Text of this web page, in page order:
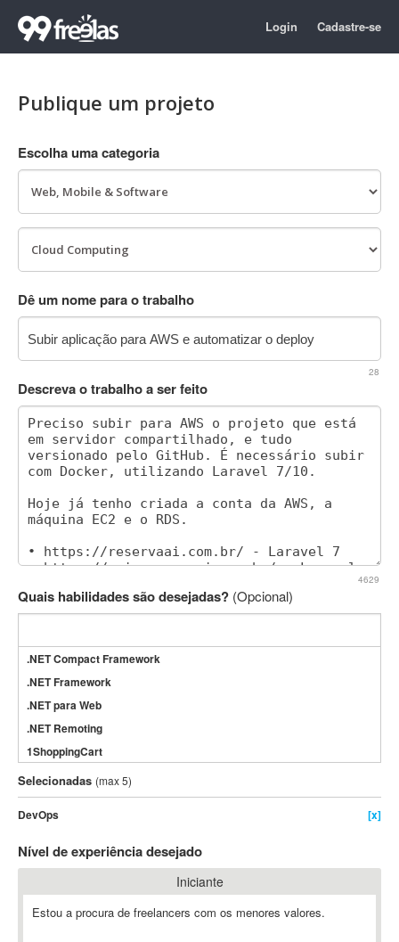
Login Cadastre-se
Publique um projeto
Escolha uma categoria
Dê um nome para o trabalho
28
Descreva o trabalho a ser feito
4629
Quais habilidades são desejadas? (Opcional)
.NET Compact Framework
.NET Framework
.NET para Web
.NET Remoting
1ShoppingCart
3DS Max
3GSM
4D Dimension
802.11
A&P
A2Billing
Selecionadas (max 5)
DevOps [x]
Nível de experiência desejado
Iniciante
Estou a procura de freelancers com os menores valores.